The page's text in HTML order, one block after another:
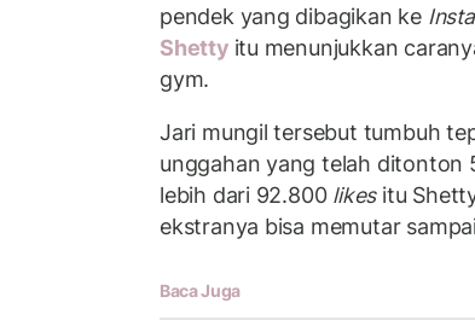
pendek yang dibagikan ke
Shetty itu menunjukkan
gym.
Jari mungil tersebut tumbuh
unggahan yang telah ditonton
lebih dari 92.800 likesitu
ekstranya bisa memutar
Baca Juga